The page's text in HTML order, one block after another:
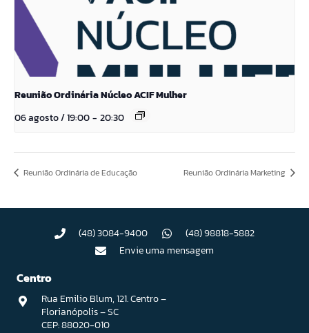
Reunião Ordinária Núcleo ACIF Mulher
06 agosto / 19:00- 20:30
Reunião Ordinária de Educação Reunião Ordinária Marketing
(48) 3084-9400
(48) 98818-5882
Envie uma mensagem
Centro
Rua Emilio Blum, 121. Centro –
Florianópolis – SC
CEP: 88020-010